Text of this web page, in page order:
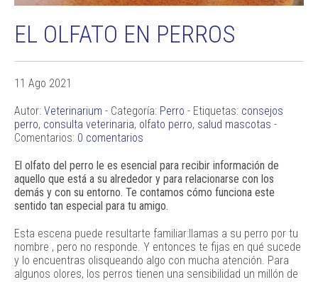
EL OLFATO EN PERROS
11 Ago 2021
Autor: Veterinarium - Categoría: Perro - Etiquetas: consejos
perro, consulta veterinaria, olfato perro, salud mascotas -
Comentarios: 0 comentarios
El olfato del perro le es esencial para recibir información de
aquello que está a su alrededor y para relacionarse con los
demás y con su entorno. Te contamos cómo funciona este
sentido tan especial para tu amigo.
Esta escena puede resultarte familiar:llamas a su perro por tu
nombre , pero no responde. Y entonces te fijas en qué sucede
y lo encuentras olisqueando algo con mucha atención. Para
algunos olores, los perros tienen una sensibilidad un millón de